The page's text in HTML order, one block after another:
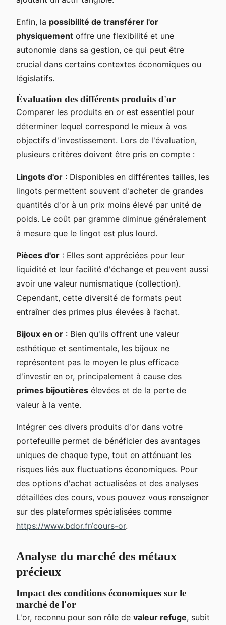
Enfin, la possibilité de transférer l'or
physiquement offre une flexibilité et une
autonomie dans sa gestion, ce qui peut être
crucial dans certains contextes économiques ou
législatifs.
Évaluation des différents produits d'or
Comparer les produits en or est essentiel pour
déterminer lequel correspond le mieux à vos
objectifs d'investissement. Lors de l'évaluation,
plusieurs critères doivent être pris en compte :
Lingots d'or : Disponibles en différentes tailles, les
lingots permettent souvent d'acheter de grandes
quantités d'or à un prix moins élevé par unité de
poids. Le coût par gramme diminue généralement
à mesure que le lingot est plus lourd.
Pièces d'or : Elles sont appréciées pour leur
liquidité et leur facilité d'échange et peuvent aussi
avoir une valeur numismatique (collection).
Cependant, cette diversité de formats peut
entraîner des primes plus élevées à l’achat.
Bijoux en or : Bien qu'ils offrent une valeur
esthétique et sentimentale, les bijoux ne
représentent pas le moyen le plus efficace
d'investir en or, principalement à cause des
primes bijoutières élevées et de la perte de
valeur à la vente.
Intégrer ces divers produits d'or dans votre
portefeuille permet de bénéficier des avantages
uniques de chaque type, tout en atténuant les
risques liés aux fluctuations économiques. Pour
des options d'achat actualisées et des analyses
détaillées des cours, vous pouvez vous renseigner
sur des plateformes spécialisées comme
https://www.bdor.fr/cours-or.
Analyse du marché des métaux
précieux
Impact des conditions économiques sur le
marché de l'or
L'or, reconnu pour son rôle de valeur refuge, subit